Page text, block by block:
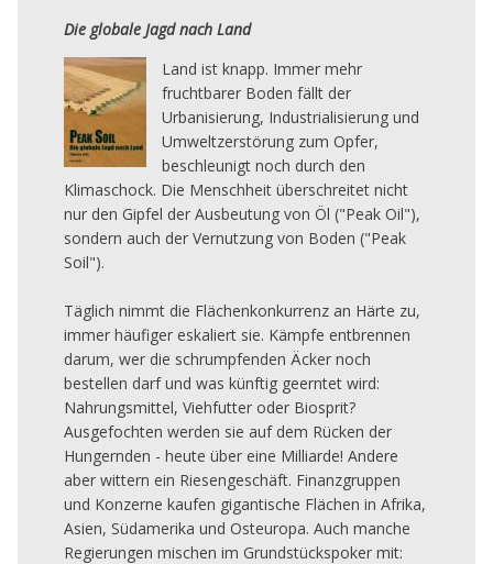
Die globale Jagd nach Land
Land ist knapp. Immer mehr
fruchtbarer Boden fällt der
Urbanisierung, Industrialisierung und
Umweltzerstörung zum Opfer,
beschleunigt noch durch den
Klimaschock. Die Menschheit überschreitet nicht
nur den Gipfel der Ausbeutung von Öl ("Peak Oil"),
sondern auch der Vernutzung von Boden ("Peak
Soil").
Täglich nimmt die Flächenkonkurrenz an Härte zu,
immer häufiger eskaliert sie. Kämpfe entbrennen
darum, wer die schrumpfenden Äcker noch
bestellen darf und was künftig geerntet wird:
Nahrungsmittel, Viehfutter oder Biosprit?
Ausgefochten werden sie auf dem Rücken der
Hungernden - heute über eine Milliarde! Andere
aber wittern ein Riesengeschäft. Finanzgruppen
und Konzerne kaufen gigantische Flächen in Afrika,
Asien, Südamerika und Osteuropa. Auch manche
Regierungen mischen im Grundstückspoker mit: